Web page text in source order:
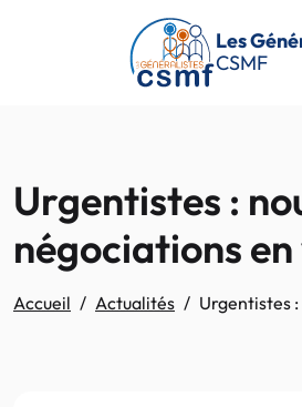
Passer au contenu principal
Les
CSMF
Urgentistes :
négociations en
Accueil Actualités Urgentistes